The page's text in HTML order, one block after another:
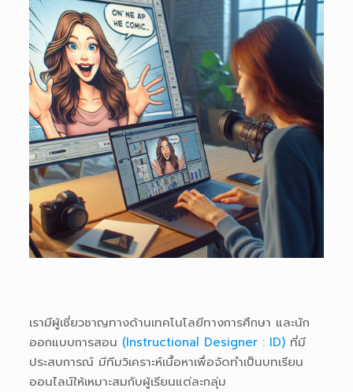
เรามีผู้เชี่ยวชาญทางด้านเทคโนโลยีทางการศึกษา และนัก
ออกแบบการสอน (Instructional Designer : ID) ที่มี
ประสบการณ์ มีทีมวิเคราะห์เนื้อหาเพื่อจัดทำเป็นบทเรียน
ออนไลน์ให้เหมาะสมกับผู้เรียนแต่ละกลุ่ม